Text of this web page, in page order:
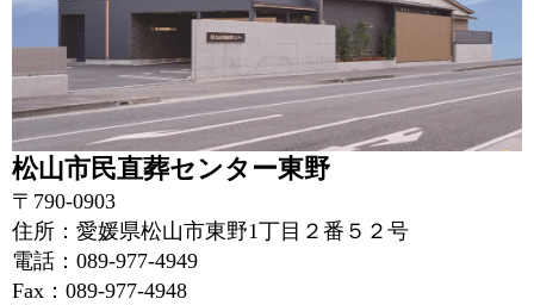
松山市民直葬センター東野
〒790-0903
住所：愛媛県松山市東野1丁目２番５２号
電話：089-977-4949
Fax：089-977-4948